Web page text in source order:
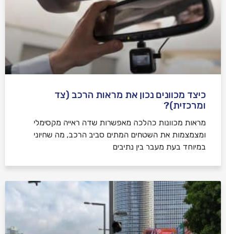
כיצד מכוונים נכון את מראות הרכב (צד
ומרכזית)?
מראות מכוונות כהלכה מאפשרות שדה ראייה מקסימלי
ומצמצמות את השטחים המתים סביב הרכב, מה שחיוני
במיוחד בעת מעבר בין נתיבים